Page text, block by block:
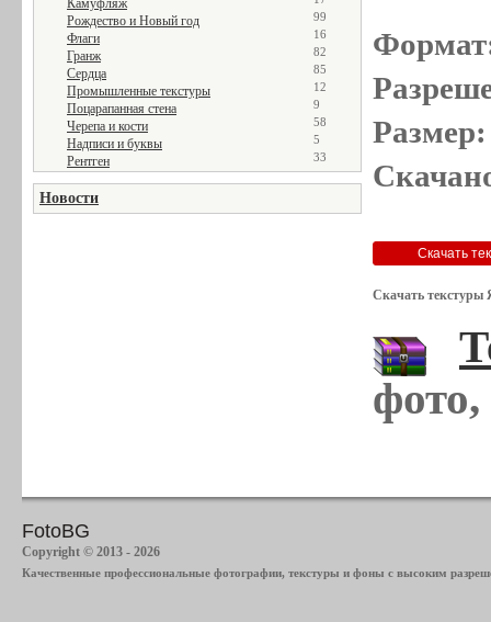
Камуфляж
Рождество и Новый год 99
Флаги 16
Гранж 82
Сердца 85
Промышленные текстуры 12
Поцарапанная стена 9
Черепа и кости 58
Надписи и буквы 5
Рентген 33
Новости
Скачать текстуры
FotoBG
Copyright © 2013 - 2026
Качественные профессиональные фотографии, текстуры и фоны с высоким